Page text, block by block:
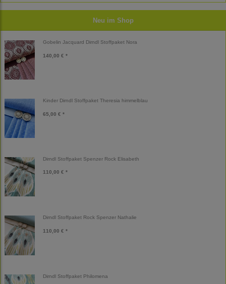
Neu im Shop
Gobelin Jacquard Dirndl Stoffpaket Nora
140,00 € *
Kinder Dirndl Stoffpaket Theresia himmelblau
65,00 € *
Dirndl Stoffpaket Spenzer Rock Elisabeth
110,00 € *
Dirndl Stoffpaket Rock Spenzer Nathalie
110,00 € *
Dirndl Stoffpaket Philomena